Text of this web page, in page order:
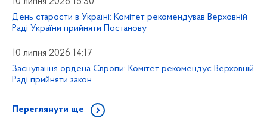
10 липня 2026 15:30
День старости в Україні: Комітет рекомендував Верховній
Раді України прийняти Постанову
10 липня 2026 14:17
Заснування ордена Європи: Комітет рекомендує Верховній
Раді прийняти закон
Переглянути ще